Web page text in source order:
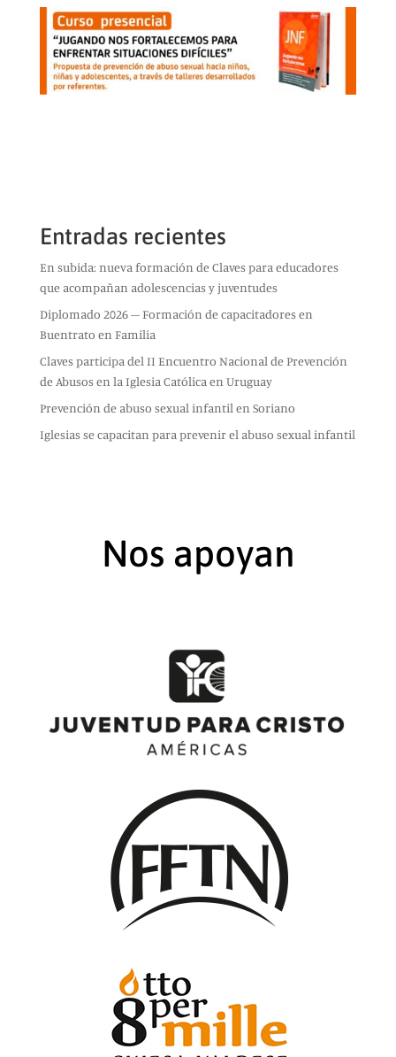
Entradas recientes
En subida: nueva formación de Claves para educadores
que acompañan adolescencias y juventudes
Diplomado 2026 – Formación de capacitadores en
Buentrato en Familia
Claves participa del II Encuentro Nacional de Prevención
de Abusos en la Iglesia Católica en Uruguay
Prevención de abuso sexual infantil en Soriano
Iglesias se capacitan para prevenir el abuso sexual infantil
Nos apoyan